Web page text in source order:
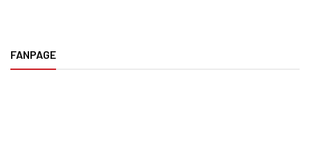
Đơn vị sở hữu đội ngũ nhân viên kỹ thuật tay nghề cao,
FANPAGE